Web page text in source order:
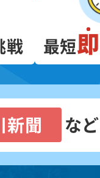
戦 最短
新聞 な